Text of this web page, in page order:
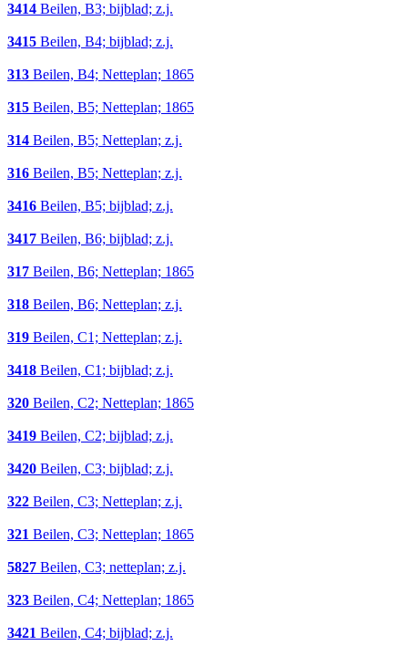
3414 Beilen, B3; bijblad; z.j.
3415 Beilen, B4; bijblad; z.j.
313 Beilen, B4; Netteplan; 1865
315 Beilen, B5; Netteplan; 1865
314 Beilen, B5; Netteplan; z.j.
316 Beilen, B5; Netteplan; z.j.
3416 Beilen, B5; bijblad; z.j.
3417 Beilen, B6; bijblad; z.j.
317 Beilen, B6; Netteplan; 1865
318 Beilen, B6; Netteplan; z.j.
319 Beilen, C1; Netteplan; z.j.
3418 Beilen, C1; bijblad; z.j.
320 Beilen, C2; Netteplan; 1865
3419 Beilen, C2; bijblad; z.j.
3420 Beilen, C3; bijblad; z.j.
322 Beilen, C3; Netteplan; z.j.
321 Beilen, C3; Netteplan; 1865
5827 Beilen, C3; netteplan; z.j.
323 Beilen, C4; Netteplan; 1865
3421 Beilen, C4; bijblad; z.j.